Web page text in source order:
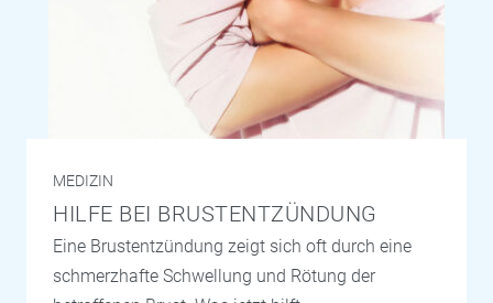
MEDIZIN
HILFE BEI BRUSTENTZÜNDUNG
Eine Brustentzündung zeigt sich oft durch eine
schmerzhafte Schwellung und Rötung der